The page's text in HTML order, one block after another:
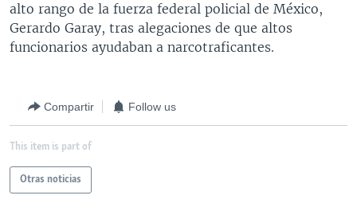
DEPORTIVO INTERNACIONAL
NOTA ECONÓMICA
Idiomas
alto rango de la fuerza federal policial de México,
Gerardo Garay, tras alegaciones de que altos
funcionarios ayudaban a narcotraficantes.
Compartir Follow us
This item is part of
Otras noticias